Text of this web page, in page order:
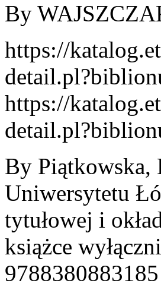
By
https://
https://
By
Uniwersytetu
tytułowej i
książce
9788380883185